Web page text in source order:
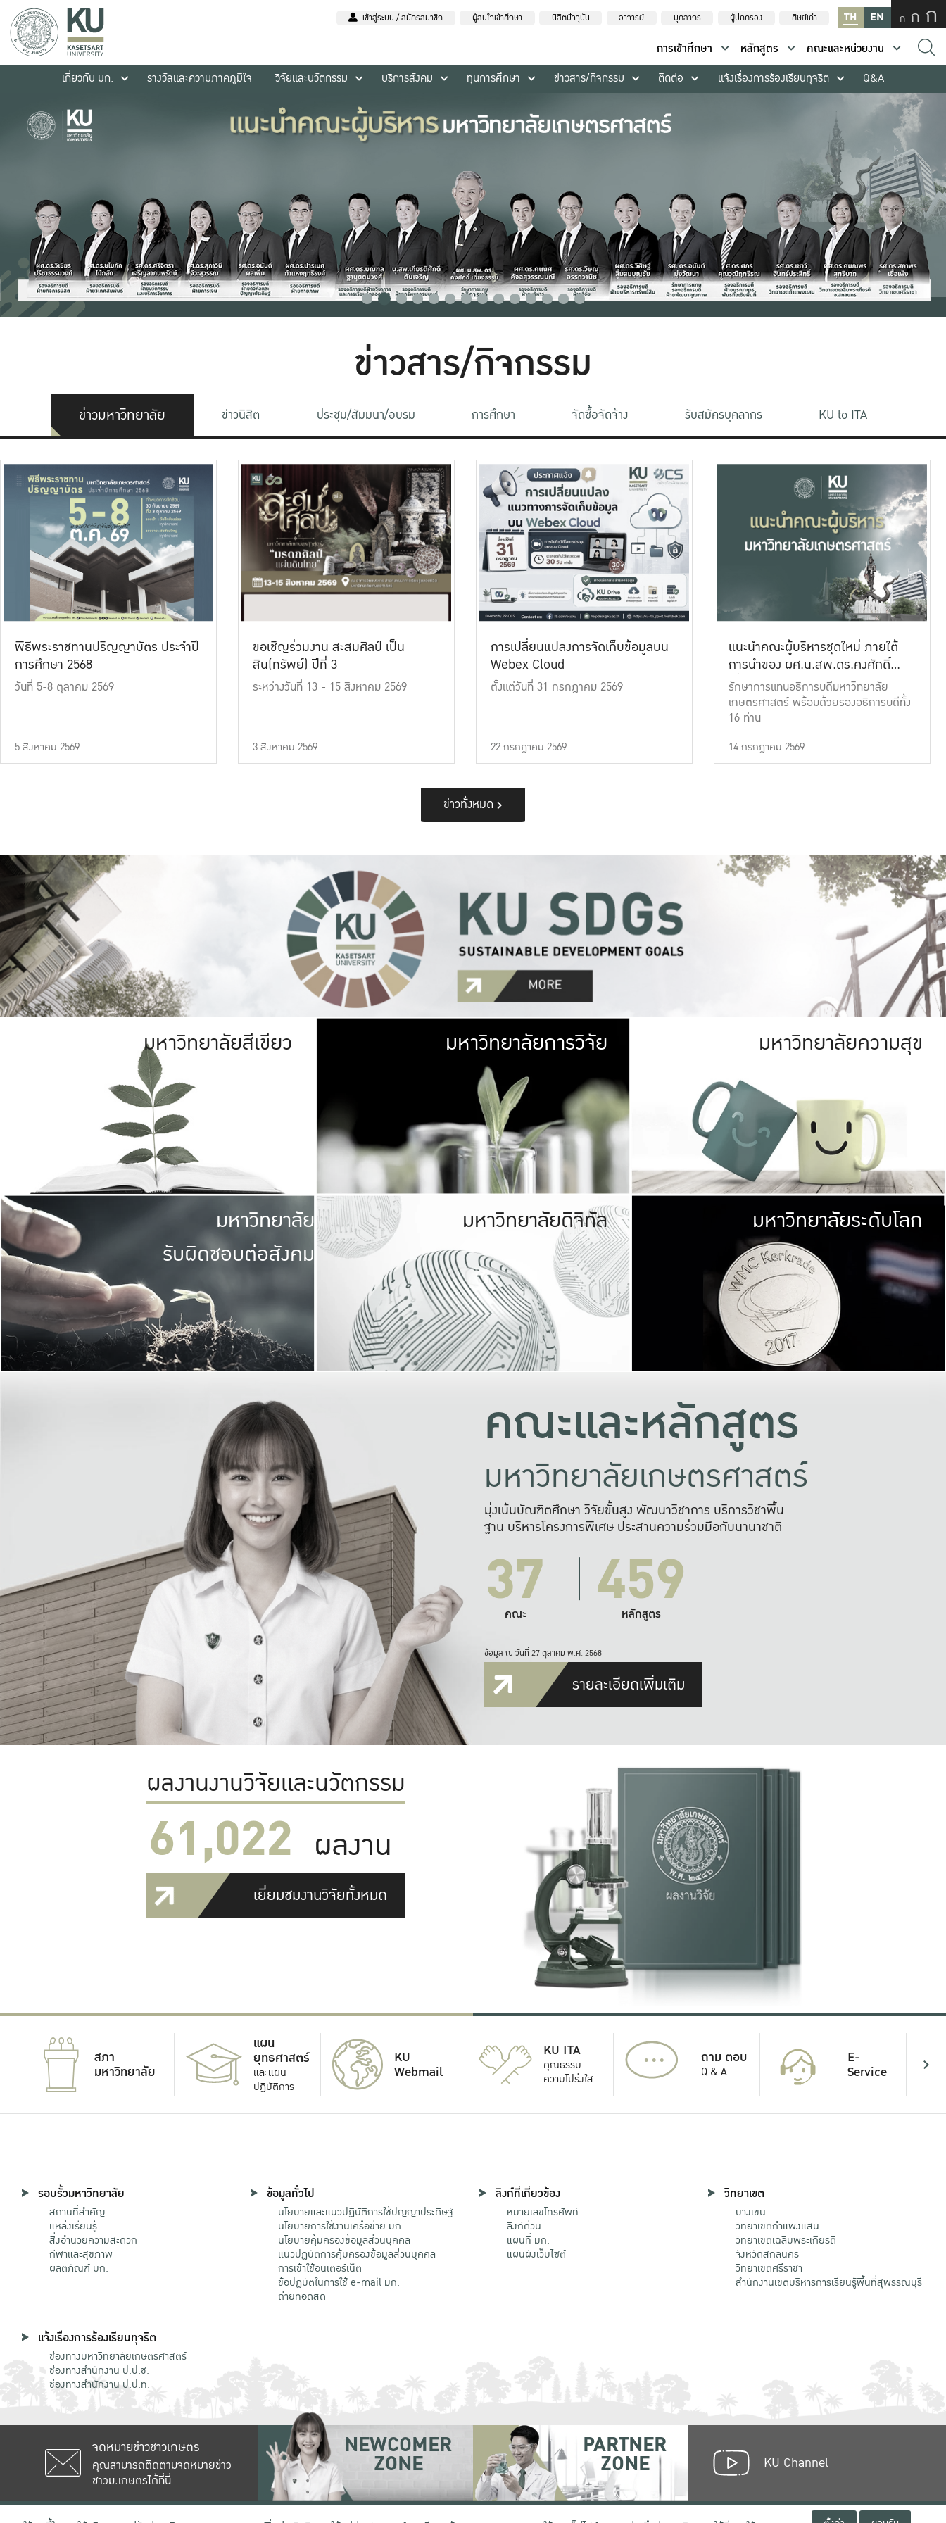
เข้าสู่ระบบ / สมัครสมาชิก ผู้สนใจเข้าศึกษา นิสิตปัจจุบัน อาจารย์ บุคลากร ผู้ปกครอง ศิษย์เก่า TH EN ก ก ก
การเข้าศึกษา หลักสูตร
คณะและหน่วยงาน
เกี่ยวกับ มก.
รางวัลและความภาคภูมิใจ วิจัยและนวัตกรรม บริการสังคม ทุนการศึกษา ข่าวสาร/กิจกรรม ติดต่อ แจ้งเรื่องการร้องเรียนทุจริต Q&A
ข่าวสาร/กิจกรรม
ข่าวมหาวิทยาลัย ข่าวนิสิต ประชุม/สัมมนา/อบรม การศึกษา จัดซื้อจัดจ้าง รับสมัครบุคลากร KU to ITA
พิธีพระราชทานปริญญาบัตร ประจำปี
การศึกษา 2568
วันที่ 5-8 ตุลาคม 2569
5 สิงหาคม 2569
ขอเชิญร่วมงาน สะสมศิลป์ เป็น
สิน(ทรัพย์) ปีที่ 3
ระหว่างวันที่ 13 - 15 สิงหาคม 2569
3 สิงหาคม 2569
การเปลี่ยนแปลงการจัดเก็บข้อมูลบน
Webex Cloud
ตั้งแต่วันที่ 31 กรกฎาคม 2569
22 กรกฎาคม 2569
แนะนำคณะผู้บริหารชุดใหม่ ภายใต้
การนำของ ผศ.น.สพ.ดร.คงศักดิ์
เที่ยงธรรม
รักษาการแทนอธิการบดีมหาวิทยาลัย
เกษตรศาสตร์ พร้อมด้วยรองอธิการบดีทั้ง
16 ท่าน
14 กรกฎาคม 2569
ข่าวทั้งหมด
มหาวิทยาลัยสีเขียว มหาวิทยาลัย
เกษตรศาสตร์ มีพื้นที่เขียวสดใส หนาแน่น
เป็นป่าในเมือง (URBAN FOREST)
เกษตรในเมือง (URBAN AGRICULTURE)
ที่นับรวมกันได้ประมาณ 1,400 ไร่
มหาวิทยาลัยการวิจัย มหาวิทยาลัย
ให้กับประชาชน
มหาวิทยาลัยความสุข
มหาวิทยาลัย
รับผิดชอบต่อสังคม
มหาวิทยาลัยรับผิดชอบต่อสังคม
ร่วมมือกับชุมชน เพื่อความกินดีอยู่ดี
และความสุขอย่างยั่งยืน
มองปัญหาในภาพกว้าง
แก้ไขจากปัญหาจุดเล็กๆ
มหาวิทยาลัยดิจิทัล มหาวิทยา
พร้อมที่จ
และผลักดันในการใช้ระบบส
เพื่อการทำงานแ
มหาวิทยาลัยระดับโลก
คณะและหลักสูตร
มหาวิทยาลัยเกษตรศาสตร์
มุ่งเน้นบัณฑิตศึกษา วิจัยขั้นสูง พัฒนาวิชาการ บริการวิชาพื้น
ฐาน บริหารโครงการพิเศษ ประสานความร่วมมือกับนานาชาติ
37
คณะ 459
หลักสูตร
ข้อมูล ณ วันที่ 27 ตุลาคม พ.ศ. 2568
รายละเอียดเพิ่มเติม
ผลงานงานวิจัยและนวัตกรรม
61,022 ผลงาน
เยี่ยมชมงานวิจัยทั้งหมด
สภา
มหาวิทยาลัย
แผน
ยุทธศาสตร์
และแผน
ปฏิบัติการ
KU
Webmail
KU ITA
คุณธรรม
ความโปร่งใส
... ถาม ตอบ
Q & A
E-
Service
รอบรั้วมหาวิทยาลัย
สถานที่สำคัญ
แหล่งเรียนรู้
สิ่งอำนวยความสะดวก
กีฬาและสุขภาพ
ผลิตภัณฑ์ มก.
ข้อมูลทั่วไป
นโยบายและแนวปฏิบัติการใช้ปัญญาประดิษฐ์
นโยบายการใช้งานเครือข่าย มก.
นโยบายคุ้มครองข้อมูลส่วนบุคคล
แนวปฏิบัติการคุ้มครองข้อมูลส่วนบุคคล
การเข้าใช้อินเตอร์เน็ต
ข้อปฏิบัติในการใช้ e-mail มก.
ถ่ายทอดสด
ลิงก์ที่เกี่ยวข้อง
หมายเลขโทรศัพท์
ลิงก์ด่วน
แผนที่ มก.
แผนผังเว็บไซต์
วิทยาเขต
บางเขน
วิทยาเขตกําแพงแสน
วิทยาเขตเฉลิมพระเกียรติ
จังหวัดสกลนคร
วิทยาเขตศรีราชา
สำนักงานเขตบริหารการเรียนรู้พื้นที่สุพรรณบุรี
แจ้งเรื่องการร้องเรียนทุจริต
ช่องทางมหาวิทยาลัยเกษตรศาสตร์
ช่องทางสำนักงาน ป.ป.ช.
ช่องทางสำนักงาน ป.ป.ท.
จดหมายข่าวชาวเกษตร
คุณสามารถติดตามจดหมายข่าว
ชาวม.เกษตรได้ที่นี่
NEWCOMER
ZONE
PARTNER
ZONE KU Channel